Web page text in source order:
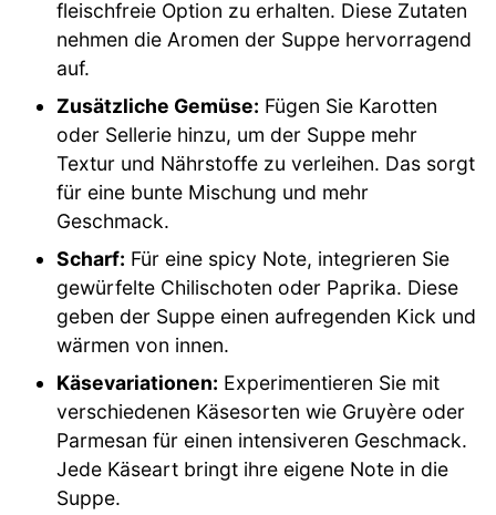
fleischfreie Option zu erhalten. Diese Zutaten
nehmen die Aromen der Suppe hervorragend
auf.
Zusätzliche Gemüse: Fügen Sie Karotten
oder Sellerie hinzu, um der Suppe mehr
Textur und Nährstoffe zu verleihen. Das sorgt
für eine bunte Mischung und mehr
Geschmack.
Scharf: Für eine spicy Note, integrieren Sie
gewürfelte Chilischoten oder Paprika. Diese
geben der Suppe einen aufregenden Kick und
wärmen von innen.
Käsevariationen: Experimentieren Sie mit
verschiedenen Käsesorten wie Gruyère oder
Parmesan für einen intensiveren Geschmack.
Jede Käseart bringt ihre eigene Note in die
Suppe.